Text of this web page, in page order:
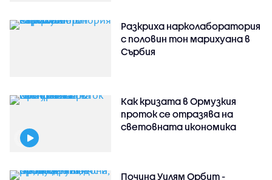
Разкриха нарколаборатория
с половин тон марихуана в
Сърбия
Как кризата в Ормузкия
проток се отразява на
световната икономика
Почина Уилям Орбит -